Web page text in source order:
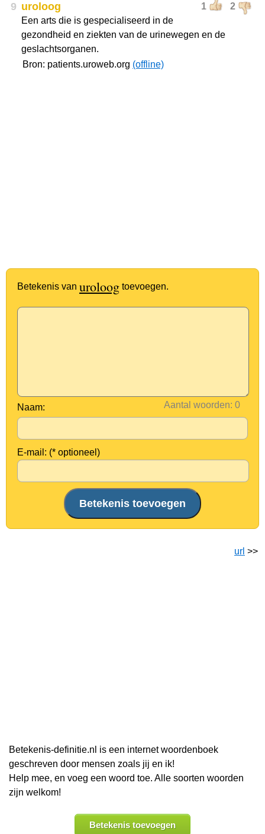
9 1 2
uroloog
Een arts die is gespecialiseerd in de
gezondheid en ziekten van de urinewegen en de
geslachtsorganen.
Bron: patients.uroweb.org (offline)
Betekenis van uroloog toevoegen.
Aantal woorden:
Naam:
E-mail: (* optioneel)
url >>
Betekenis-definitie.nl is een internet woordenboek
geschreven door mensen zoals jij en ik!
Help mee, en voeg een woord toe. Alle soorten woorden
zijn welkom!
Betekenis toevoegen